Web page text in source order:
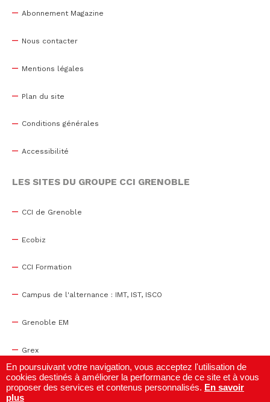
Abonnement Magazine
Nous contacter
Mentions légales
Plan du site
Conditions générales
Accessibilité
LES SITES DU GROUPE CCI GRENOBLE
CCI de Grenoble
Ecobiz
CCI Formation
Campus de l'alternance : IMT, IST, ISCO
Grenoble EM
Grex
WTC Grenoble
En poursuivant votre navigation, vous acceptez l'utilisation de
cookies destinés à améliorer la performance de ce site et à vous
proposer des services et contenus personnalisés. En savoir
plus